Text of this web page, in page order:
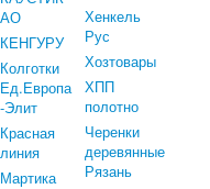
АО
КЕНГУРУ
Колготки
Ед.Европа
-Элит
Красная
линия
Мартика
Хенкель
Рус
Хозтовары
ХПП
полотно
Черенки
деревянные
Рязань